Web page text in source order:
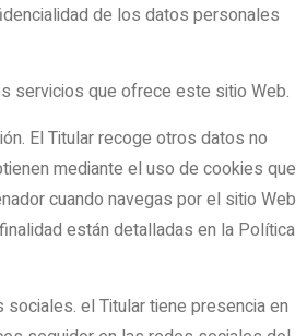
de los datos personales
servicios que ofrece este sitio Web.
El Titular recoge otros datos no
mediante el uso de cookies que
cuando navegas por el sitio Web
están detalladas en la Política
el Titular tiene presencia en